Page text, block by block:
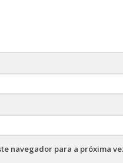
navegador para a próxima